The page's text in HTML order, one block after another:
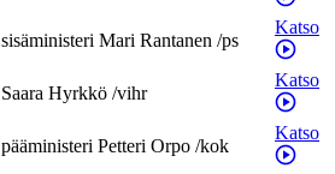
sisäministeri Mari Rantanen /ps
Katso
Saara Hyrkkö /vihr
Katso
pääministeri Petteri Orpo /kok
Katso